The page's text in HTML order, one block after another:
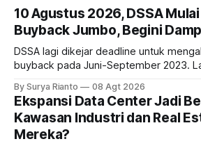
10 Agustus 2026, DSSA
Buyback Jumbo, Begini
DSSA lagi dikejar deadline untuk
buyback pada Juni-September 2023.
By Surya Rianto 08 Agt 2026
Ekspansi Data Center Jadi
Kawasan Industri dan Real
Mereka?